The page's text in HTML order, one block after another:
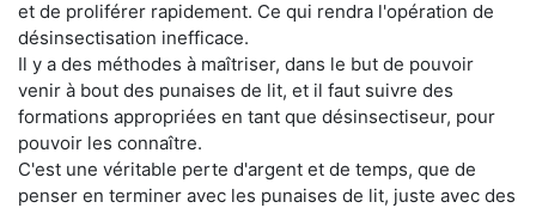
et de proliférer rapidement. Ce qui rendra l'opération de
désinsectisation inefficace.
Il y a des méthodes à maîtriser, dans le but de pouvoir
venir à bout des punaises de lit, et il faut suivre des
formations appropriées en tant que désinsectiseur, pour
pouvoir les connaître.
C'est une véritable perte d'argent et de temps, que de
penser en terminer avec les punaises de lit, juste avec des